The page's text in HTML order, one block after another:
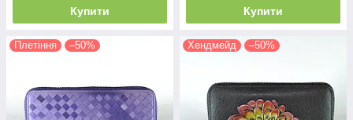
Купити Купити
Плетіння –50% Хендмейд –50%